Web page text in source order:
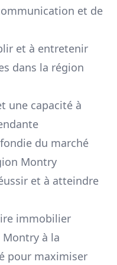
et de
et à entretenir
dans la région
une capacité à
du marché
Montry
et à atteindre
immobilier
Montry à la
pour maximiser